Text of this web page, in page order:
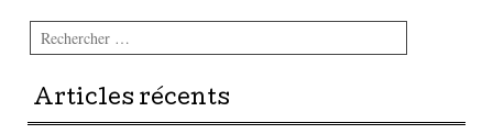
Rechercher
Articles récents